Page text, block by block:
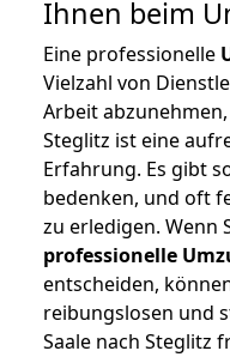
Ihnen beim
Eine professionelle
Vielzahl von
Arbeit
Steglitz ist eine
Erfahrung. Es gibt
bedenken, und oft
zu erledigen. Wenn
professionelle
entscheiden,
reibungslosen und
Saale nach Steglitz